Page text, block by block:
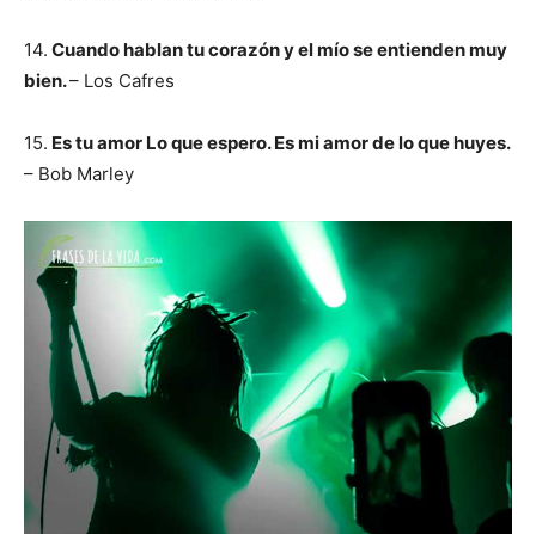
14. Cuando hablan tu corazón y el mío se entienden muy
bien.– Los Cafres
15. Es tu amor Lo que espero. Es mi amor de lo que huyes.
– Bob Marley